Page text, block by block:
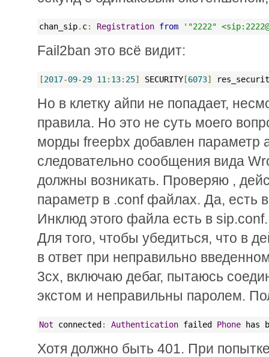
chan_sip. c: Registration from '"2222"
Fail2ban это всё видит:
[2017-09-29 11 : 13: 25] SECURITY[6073]
Но в клетку айпи не попадает,
правила. Но это не суть моего
морды freepbx добавлен параметр
следовательно сообщения вида
должны возникать. Проверяю ,
параметр в .conf файлах. Да, есть
Инклюд этого файла есть в
Для того, чтобы убедиться, что в
в ответ при неправильно
3cx, включаю дебаг, пытаюсь
экстом и неправильны паролем.
Not connected: Authentication failed Phone has
Хотя должно быть 401. При